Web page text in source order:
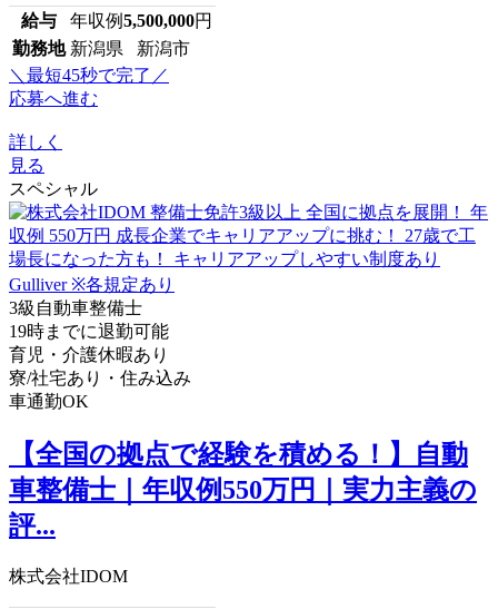
給与 年収例5,500,000円
勤務地 新潟県 新潟市
＼最短45秒で完了／
応募へ進む
詳しく
見る
スペシャル
3級自動車整備士
19時までに退勤可能
育児・介護休暇あり
寮/社宅あり・住み込み
車通勤OK
【全国の拠点で経験を積める！】自動
車整備士｜年収例550万円｜実力主義の
評...
株式会社IDOM